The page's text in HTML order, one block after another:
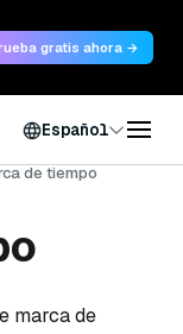
gratis ahora →
Español
de tiempo
marca de